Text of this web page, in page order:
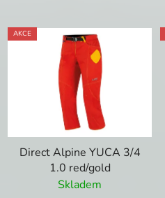
AKCE
Direct Alpine YUCA 3/4
1.0 red/gold
Skladem